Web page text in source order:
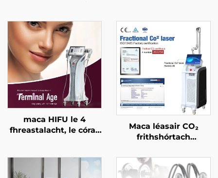
maca HIFU le 4
fhreastalacht, le córas
craiceann, le cruthú an
chorpais, agus le
Maca léasair CO₂
frithshórtach
ag an CE Leighis, agus
ag an MMDSAP